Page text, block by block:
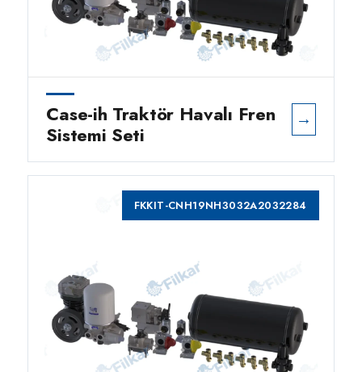
Case-ih Traktör Havalı Fren
Sistemi Seti
→
FKKIT-CNH19NH3032A2032284